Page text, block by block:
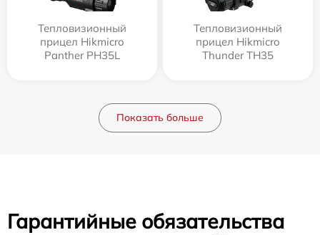
Тепловизионный
прицел Hikmicro
Panther PH35L
Тепловизионный
прицел Hikmicro
Thunder TH35
Показать больше
Гарантийные обязательства